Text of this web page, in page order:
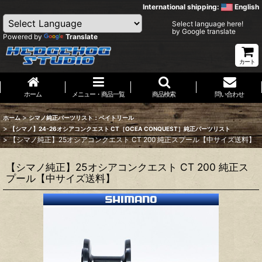
International shipping: English
Powered by Translate
Select language here!
by Google translate
カート
ホーム メニュー・商品一覧 商品検索 問い合わせ
ホーム > シマノ純正パーツリスト：ベイトリール
> 【シマノ】24-26オシアコンクエスト CT［OCEA CONQUEST］純正パーツリスト
> 【シマノ純正】25オシアコンクエスト CT 200 純正スプール【中サイズ送料】
【シマノ純正】25オシアコンクエスト CT 200 純正ス
プール【中サイズ送料】